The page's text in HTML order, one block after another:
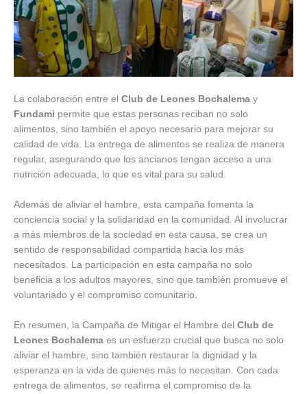
La colaboración entre el Club de Leones Bochalema y
Fundami permite que estas personas reciban no solo
alimentos, sino también el apoyo necesario para mejorar su
calidad de vida. La entrega de alimentos se realiza de manera
regular, asegurando que los ancianos tengan acceso a una
nutrición adecuada, lo que es vital para su salud.
Además de aliviar el hambre, esta campaña fomenta la
conciencia social y la solidaridad en la comunidad. Al involucrar
a más miembros de la sociedad en esta causa, se crea un
sentido de responsabilidad compartida hacia los más
necesitados. La participación en esta campaña no solo
beneficia a los adultos mayores, sino que también promueve el
voluntariado y el compromiso comunitario.
En resumen, la Campaña de Mitigar el Hambre del Club de
Leones Bochalema es un esfuerzo crucial que busca no solo
aliviar el hambre, sino también restaurar la dignidad y la
esperanza en la vida de quienes más lo necesitan. Con cada
entrega de alimentos, se reafirma el compromiso de la